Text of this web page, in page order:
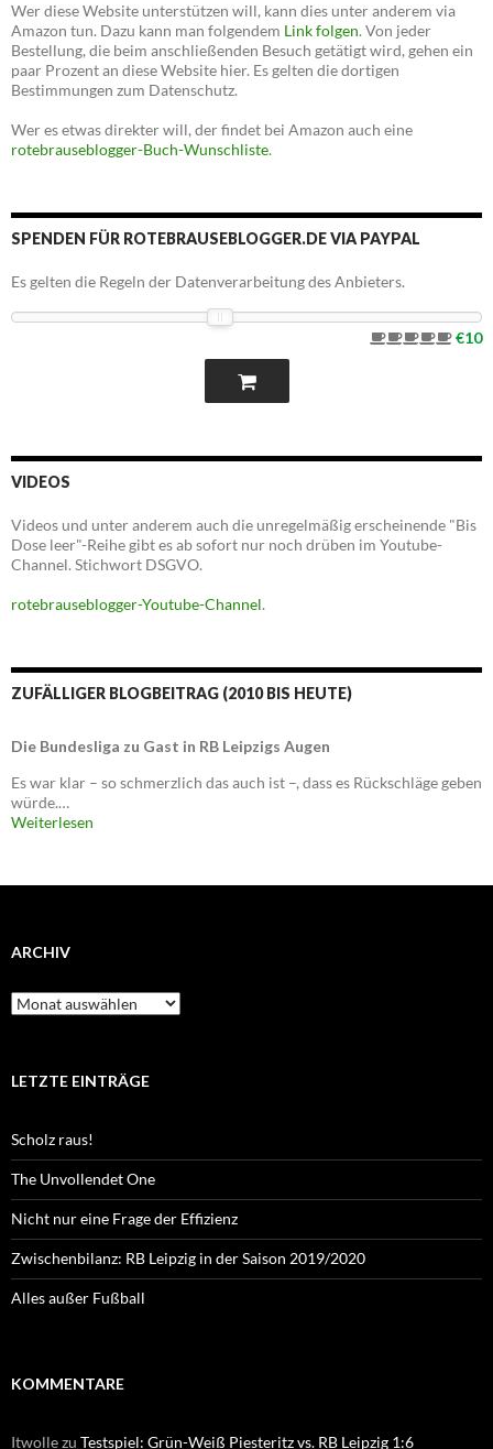
Wer diese Website unterstützen will, kann dies unter anderem via
Amazon tun. Dazu kann man folgendem Link folgen. Von jeder
Bestellung, die beim anschließenden Besuch getätigt wird, gehen ein
paar Prozent an diese Website hier. Es gelten die dortigen
Bestimmungen zum Datenschutz.
Wer es etwas direkter will, der findet bei Amazon auch eine
rotebrauseblogger-Buch-Wunschliste.
SPENDEN FÜR ROTEBRAUSEBLOGGER.DE VIA PAYPAL
Es gelten die Regeln der Datenverarbeitung des Anbieters.
€10
VIDEOS
Videos und unter anderem auch die unregelmäßig erscheinende "Bis
Dose leer"-Reihe gibt es ab sofort nur noch drüben im Youtube-
Channel. Stichwort DSGVO.
rotebrauseblogger-Youtube-Channel.
ZUFÄLLIGER BLOGBEITRAG (2010 BIS HEUTE)
Die Bundesliga zu Gast in RB Leipzigs Augen
Es war klar – so schmerzlich das auch ist –, dass es Rückschläge geben
würde.…
Weiterlesen
ARCHIV
Archiv
LETZTE EINTRÄGE
Scholz raus!
The Unvollendet One
Nicht nur eine Frage der Effizienz
Zwischenbilanz: RB Leipzig in der Saison 2019/2020
Alles außer Fußball
KOMMENTARE
Itwollezu Testspiel: Grün-Weiß Piesteritz vs. RB Leipzig 1:6